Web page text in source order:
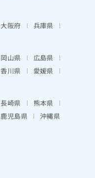
大阪府
兵庫県
岡山県
広島県
香川県
愛媛県
長崎県
熊本県
鹿児島県 沖縄県